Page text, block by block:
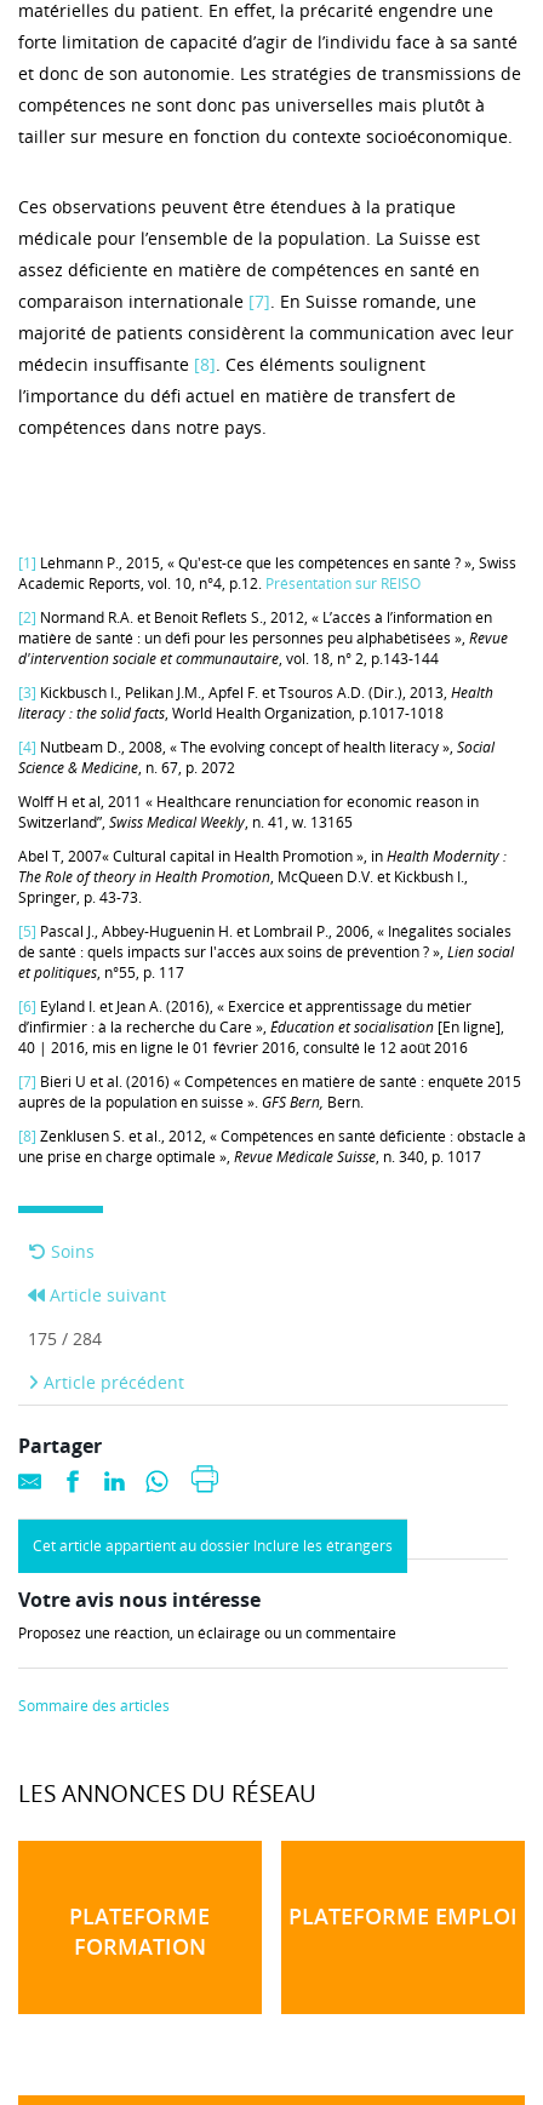
matérielles du patient. En effet, la précarité engendre une
forte limitation de capacité d’agir de l’individu face à sa santé
et donc de son autonomie. Les stratégies de transmissions de
compétences ne sont donc pas universelles mais plutôt à
tailler sur mesure en fonction du contexte socioéconomique.
Ces observations peuvent être étendues à la pratique
médicale pour l’ensemble de la population. La Suisse est
assez déficiente en matière de compétences en santé en
comparaison internationale [7]. En Suisse romande, une
majorité de patients considèrent la communication avec leur
médecin insuffisante [8]. Ces éléments soulignent
l’importance du défi actuel en matière de transfert de
compétences dans notre pays.
[1] Lehmann P., 2015, « Qu'est-ce que les compétences en santé ? », Swiss
Academic Reports, vol. 10, n°4, p.12. Présentation sur REISO
[2] Normand R.A. et Benoit Reflets S., 2012, « L’accès à l’information en
matière de santé : un défi pour les personnes peu alphabétisées », Revue
d'intervention sociale et communautaire, vol. 18, n° 2, p.143-144
[3] Kickbusch I., Pelikan J.M., Apfel F. et Tsouros A.D. (Dir.), 2013, Health
literacy : the solid facts, World Health Organization, p.1017-1018
[4] Nutbeam D., 2008, « The evolving concept of health literacy », Social
Science & Medicine, n. 67, p. 2072
Wolff H et al, 2011 « Healthcare renunciation for economic reason in
Switzerland”, Swiss Medical Weekly, n. 41, w. 13165
Abel T, 2007« Cultural capital in Health Promotion », inHealth Modernity :
The Role of theory in Health Promotion, McQueen D.V. et Kickbush I.,
Springer, p. 43-73.
[5] Pascal J., Abbey-Huguenin H. et Lombrail P., 2006, « Inégalités sociales
de santé : quels impacts sur l'accès aux soins de prévention ? », Lien social
et politiques, n°55, p. 117
[6] Eyland I. et Jean A. (2016), « Exercice et apprentissage du métier
d’infirmier : à la recherche du Care », Éducation et socialisation [En ligne],
40 | 2016, mis en ligne le 01 février 2016, consulté le 12 août 2016
[7] Bieri U et al. (2016) « Compétences en matière de santé : enquête 2015
auprès de la population en suisse ».GFS Bern, Bern.
[8] Zenklusen S. et al., 2012, « Compétences en santé déficiente : obstacle à
une prise en charge optimale », Revue Médicale Suisse, n. 340, p. 1017
Soins
Article suivant
175 / 284
Article précédent
Partager
Cet article appartient au dossier Inclure les étrangers
Votre avis nous intéresse
Proposez une réaction, un éclairage ou un commentaire
Sommaire des articles
LES ANNONCES DU RÉSEAU
PLATEFORME
FORMATION
PLATEFORME EMPLOI